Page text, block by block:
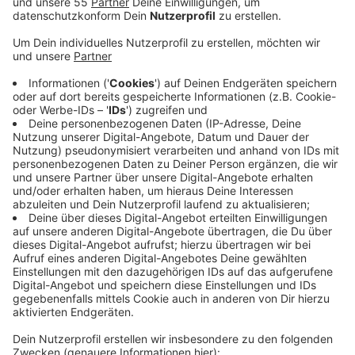
Anzeige
Dafür ist sie auch auf die Mithilfe der Menschen aus
Krefeld und dem Kreis Viersen angewiesen. Zwei
Babyleichen wurden 1999 und 2005 in Dortmund und
Krefeld unter ähnlichen Umständen gefunden. Sie
waren in einem Park abgelegt worden. Ermittlungen
ergaben, dass die beiden Babys Geschwister waren.
Die Polizei versucht deshalb die Mutter zu finden. Sie
soll kurz nach dem Fund des zweiten Babys mehrere
Briefe anonym an die Polizeibehörden in Krefeld und
Viersen geschickt haben - auf einer herausgerissenen
Seite aus einem Geschäftsbuch. Mehrere Dinge
deuten daraufhin, dass die Mutter aus der DDR
die Handschrift erkennt.Hier gibt es ein Bild!